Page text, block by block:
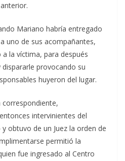
Mariano habría entregado
uno de sus acompañantes,
la víctima, para después
provocando su
huyeron del lugar.
correspondiente,
intervinientes del
obtuvo de un Juez la orden de
permitió la
fue ingresado al Centro